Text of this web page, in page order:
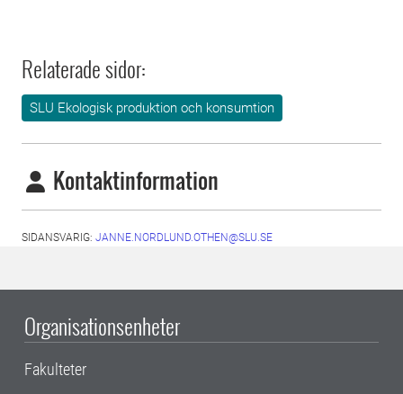
Relaterade sidor:
SLU Ekologisk produktion och konsumtion
Kontaktinformation
SIDANSVARIG: JANNE.NORDLUND.OTHEN@SLU.SE
Organisationsenheter
Fakulteter